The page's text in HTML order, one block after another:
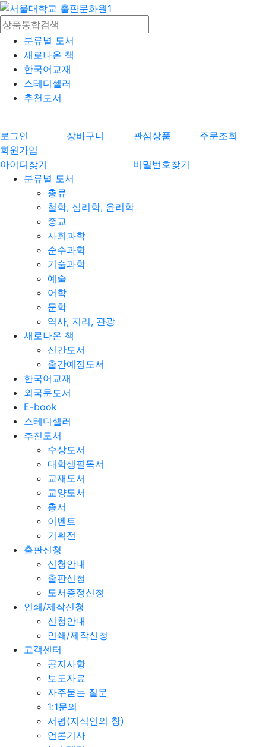
분류별 도서
새로나온 책
한국어교재
스테디셀러
추천도서
로그인 장바구니 관심상품
주문조회
회원가입
아이디찾기
비밀번호찾기
분류별 도서
총류
철학, 심리학, 윤리학
종교
사회과학
순수과학
기술과학
예술
어학
문학
역사, 지리, 관광
새로나온 책
신간도서
출간예정도서
한국어교재
외국문도서
E-book
스테디셀러
추천도서
수상도서
대학생필독서
교재도서
교양도서
총서
이벤트
기획전
출판신청
신청안내
출판신청
도서증정신청
인쇄/제작신청
신청안내
인쇄/제작신청
고객센터
공지사항
보도자료
자주묻는 질문
1:1문의
서평(지식인의 창)
언론기사